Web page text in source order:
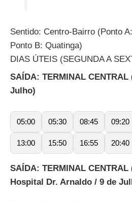
Sentido: Centro-Bairro (Ponto
Ponto B: Quatinga)
DIAS ÚTEIS (SEGUNDA A
SAÍDA: TERMINAL
Julho)
05:00 05:30 08:45 09:20
13:00 15:50 16:55 20:40
SAÍDA: TERMINAL
Hospital Dr. Arnaldo / 9 de